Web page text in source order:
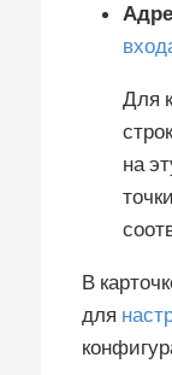
Для
на
В
для